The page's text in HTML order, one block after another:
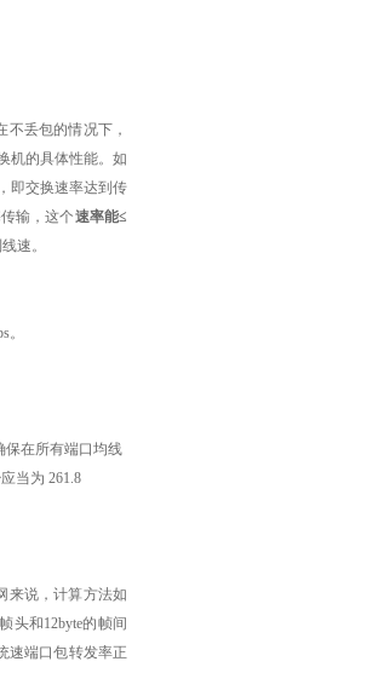
丢包的情况下，
机的具体性能。如
即交换速率达到传
输，这个速率能≤
速。
保在所有端口均线
当为 261.8
来说，计算方法如
头和12byte的帧间
速端口包转发率正